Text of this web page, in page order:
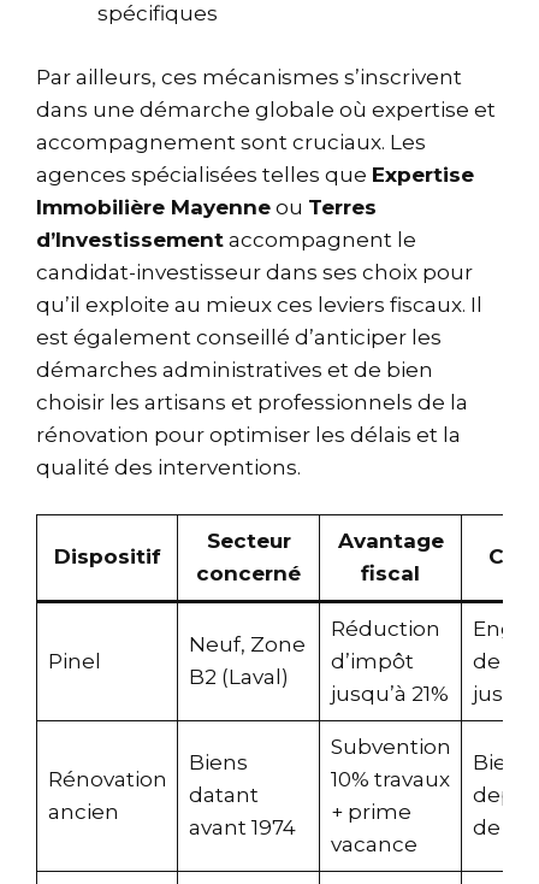
spécifiques
Par ailleurs, ces mécanismes s’inscrivent
dans une démarche globale où expertise et
accompagnement sont cruciaux. Les
agences spécialisées telles que Expertise
Immobilière Mayenne ou Terres
d’Investissement accompagnent le
candidat-investisseur dans ses choix pour
qu’il exploite au mieux ces leviers fiscaux. Il
est également conseillé d’anticiper les
démarches administratives et de bien
choisir les artisans et professionnels de la
rénovation pour optimiser les délais et la
qualité des interventions.
Dispositif
Secteur
concerné
Avantage
fiscal
Pinel
Neuf, Zone
B2 (Laval)
Réduction
d’impôt
jusqu’à 21%
de
Rénovation
ancien
Biens
datant
avant 1974
Subvention
10% travaux
+ prime
vacance
Bien
de 2